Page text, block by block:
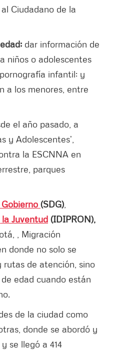
Ciudadano de la
dar información de
niños o adolescentes
infantil; y
a los menores, entre
el año pasado, a
y Adolescentes’,
la ESCNNA en
parques
(SDG)
Juventud (IDIPRON),
, Migración
donde no solo se
rutas de atención, sino
edad cuando están
de la ciudad como
donde se abordó y
se llegó a 414